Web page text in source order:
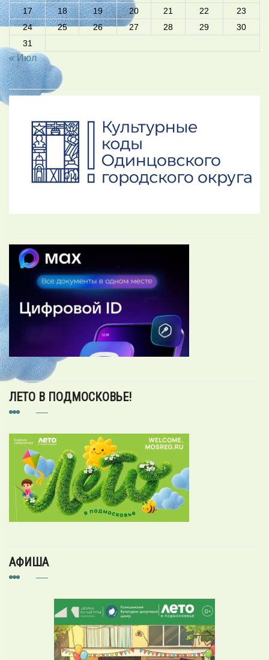
17
18 19 20 21 22
23
24
25 26 27 28 29
30
31
« Июл
ЛЕТО В ПОДМОСКОВЬЕ!
АФИША